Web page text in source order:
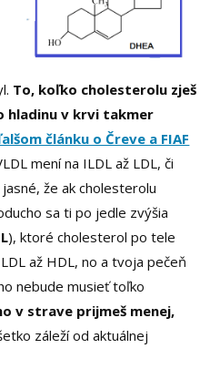
To, koľko cholesterolu zješ
hladinu v krvi takmer
článku o Čreve a FIAF
mení na ILDL až LDL, či
že ak cholesterolu
sa ti po jedle zvýšia
), ktoré cholesterol po tele
až HDL, no a tvoja pečeň
nebude musieť toľko
v strave prijmeš menej,
záleží od aktuálnej